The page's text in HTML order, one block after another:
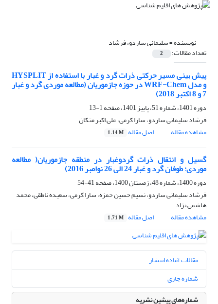
نویسنده =سلیمانی ساردو، فرشاد
تعداد مقالات: 2
پیش بینی مسیر حرکتی ذرات گرد و غبار با استفاده از HYSPLIT
و مدل WRF-Chem در حوزه جازموریان (مطالعه موردی گرد و غبار
7 و 8 اکتبر 2018)
دوره 1401، شماره 51، پاییز 1401، صفحه
1-13
فرشاد سلیمانی ساردو، سارا کرمی، علی اکبر متکان
مشاهده مقاله
اصل مقاله 1.14 M
گسیل و انتقال ذرات گردوغبار در منطقه جازموریان( مطالعه
موردی: طوفان گرد و غبار 24 الی 26 نوامبر 2016)
دوره 1400، شماره 48، زمستان 1400، صفحه
41-54
فرشاد سلیمانی ساردو، نسیم حسین حمزه، سارا کرمی، سعیده ناطقی، محمد
هاشمی نژاد
مشاهده مقاله
اصل مقاله 1.71 M
مقالات آماده انتشار
شماره جاری
شماره‌های پیشین نشریه